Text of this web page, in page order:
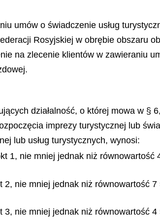
umów o świadczenie usług
Rosyjskiej w obrębie obszaru
na zlecenie klientów w zawieraniu
działalność, o której mowa w § 6,
imprezy turystycznej lub
lub usług turystycznych, wynosi:
1, nie mniej jednak niż równowartość
2, nie mniej jednak niż równowartość 7
3, nie mniej jednak niż równowartość 4